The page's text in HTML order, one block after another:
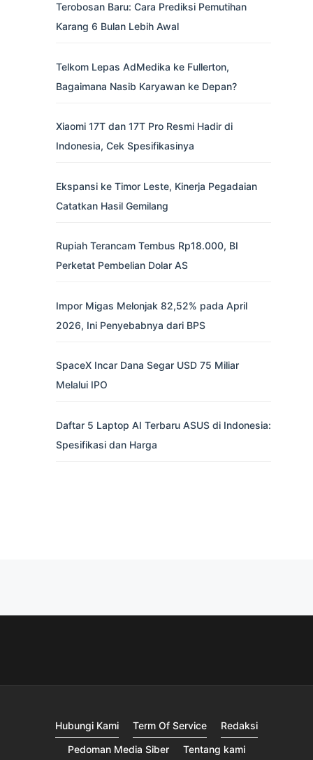
Terobosan Baru: Cara Prediksi Pemutihan
Karang 6 Bulan Lebih Awal
Telkom Lepas AdMedika ke Fullerton,
Bagaimana Nasib Karyawan ke Depan?
Xiaomi 17T dan 17T Pro Resmi Hadir di
Indonesia, Cek Spesifikasinya
Ekspansi ke Timor Leste, Kinerja Pegadaian
Catatkan Hasil Gemilang
Rupiah Terancam Tembus Rp18.000, BI
Perketat Pembelian Dolar AS
Impor Migas Melonjak 82,52% pada April
2026, Ini Penyebabnya dari BPS
SpaceX Incar Dana Segar USD 75 Miliar
Melalui IPO
Daftar 5 Laptop AI Terbaru ASUS di Indonesia:
Spesifikasi dan Harga
Hubungi Kami Term Of Service
Redaksi
Pedoman Media Siber
Tentang kami